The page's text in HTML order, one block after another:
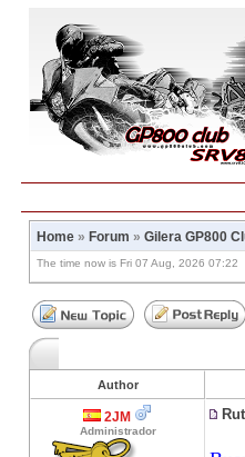
Home » Forum » Gilera GP800
The time now is Fri 07 Aug, 2026 07:22
Author
2JM
Administrador